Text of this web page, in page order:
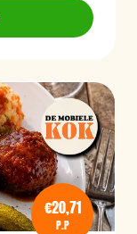
€20,71
P.P